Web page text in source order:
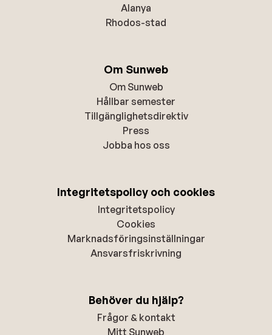
Alanya
Rhodos-stad
Om Sunweb
Om Sunweb
Hållbar semester
Tillgänglighetsdirektiv
Press
Jobba hos oss
Integritetspolicy och cookies
Integritetspolicy
Cookies
Marknadsföringsinställningar
Ansvarsfriskrivning
Behöver du hjälp?
Frågor & kontakt
Mitt Sunweb